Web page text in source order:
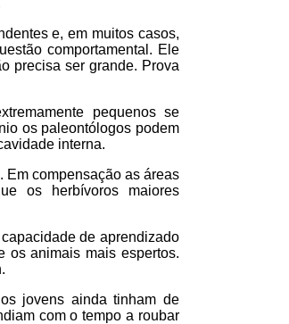
e, em muitos casos,
comportamental. Ele
precisa ser grande. Prova
pequenos se
os paleontólogos podem
interna.
Em compensação as áreas
os herbívoros maiores
de aprendizado
os animais mais espertos.
jovens ainda tinham de
com o tempo a roubar